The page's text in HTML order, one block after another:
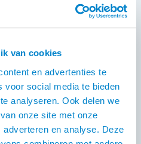
van cookies
en advertenties te
voor social media te bieden
analyseren. Ook delen we
onze site met onze
en analyse. Deze
schuren vaak rondom het
tegen de
hoofdkap gebruiken.
lijkt, zijn er belangrijke
om niet alleen
maar ook tegen
die rond de ogen van je
een hoofdkap kun je je
te grazen in de wei.